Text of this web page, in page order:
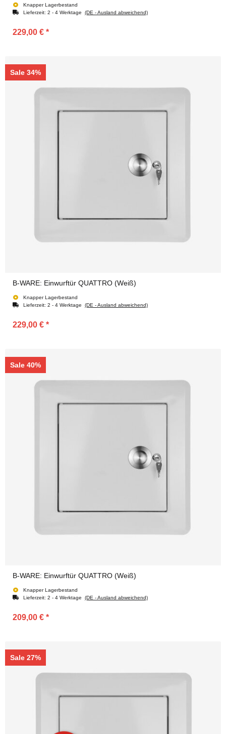
Knapper Lagerbestand
Lieferzeit: 2 - 4 Werktage (DE - Ausland abweichend)
229,00 € *
Sale 34%
B-WARE: Einwurftür QUATTRO (Weiß)
Knapper Lagerbestand
Lieferzeit: 2 - 4 Werktage (DE - Ausland abweichend)
229,00 € *
Sale 40%
B-WARE: Einwurftür QUATTRO (Weiß)
Knapper Lagerbestand
Lieferzeit: 2 - 4 Werktage (DE - Ausland abweichend)
209,00 € *
Sale 27%